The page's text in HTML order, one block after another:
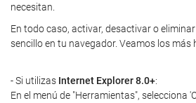
necesitan.
En todo caso, activar, desactivar o
sencillo en tu navegador. Veamos los más
- Si utilizas Internet Explorer 8.0+:
En el menú de "Herramientas", selecciona